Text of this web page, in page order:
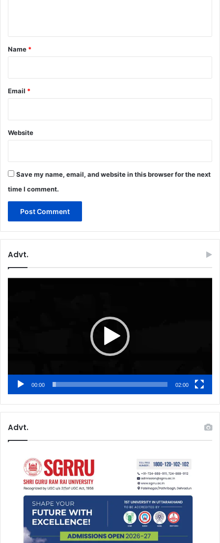
*
Name *
Email *
Website
Save my name, email, and website in this browser for the next
time I comment.
Advt.
00:00 02:00
Advt.